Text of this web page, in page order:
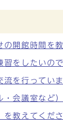
開館時間を
をしたいの
を行っていま
会議室など
教えてくださ